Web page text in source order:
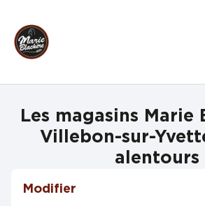
Les magasins Marie
Villebon-sur-
alentours
Modifier